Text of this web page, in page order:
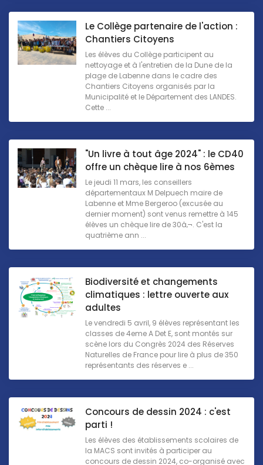
Le Collège partenaire de l'action :
Chantiers Citoyens
Les élèves du Collège participent au
nettoyage et à l'entretien de la Dune de la
plage de Labenne dans le cadre des
Chantiers Citoyens organisés par la
Municipalité et le Département des LANDES.
Cette ...
"Un livre à tout âge 2024" : le CD40
offre un chèque lire à nos 6èmes
Le jeudi 11 mars, les conseillers
départementaux M Delpuech maire de
Labenne et Mme Bergeroo (excusée au
dernier moment) sont venus remettre à 145
élèves un chèque lire de 30â‚¬. C'est la
quatrième ann ...
Biodiversité et changements
climatiques : lettre ouverte aux
adultes
Le vendredi 5 avril, 9 élèves représentant les
classes de 4eme A Det E, sont montés sur
scène lors du Congrès 2024 des Réserves
Naturelles de France pour lire à plus de 350
représentants des réserves e ...
Concours de dessin 2024 : c'est
parti !
Les élèves des établissements scolaires de
la MACS sont invités à participer au
concours de dessin 2024, co-organisé avec